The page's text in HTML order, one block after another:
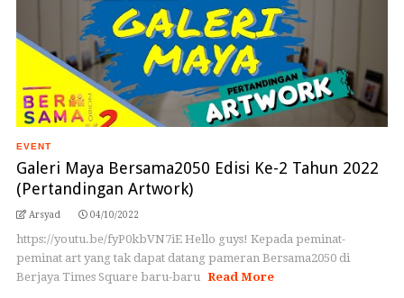
EVENT
Galeri Maya Bersama2050 Edisi Ke-2 Tahun 2022
(Pertandingan Artwork)
Arsyad 04/10/2022
https://youtu.be/fyP0kbVN7iE Hello guys! Kepada peminat-
peminat art yang tak dapat datang pameran Bersama2050 di
Berjaya Times Square baru-baru Read More